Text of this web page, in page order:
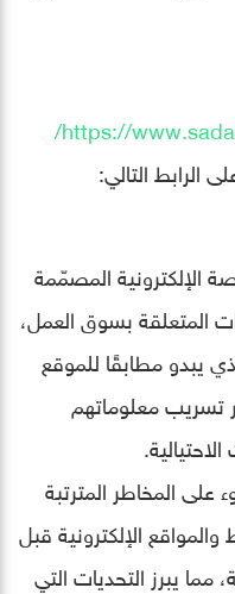
الرابط التالي:
الإلكترونية المصمّمة
المتعلقة بسوق العمل،
يبدو مطابقًا للموقع
معلوماتهم
على المخاطر المترتبة
الإلكترونية قبل
يبرز التحديات التي